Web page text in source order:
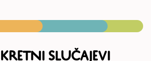
slučajevi